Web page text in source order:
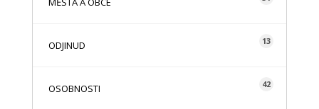
ODJINUD 13
OSOBNOSTI 42